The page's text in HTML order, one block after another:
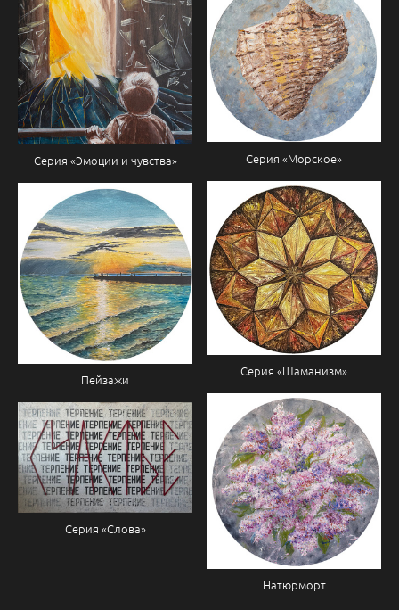
Серия «Эмоции и чувства» Серия «Морское»
Серия «Шаманизм»
Пейзажи
Натюрморт
Серия «Слова»